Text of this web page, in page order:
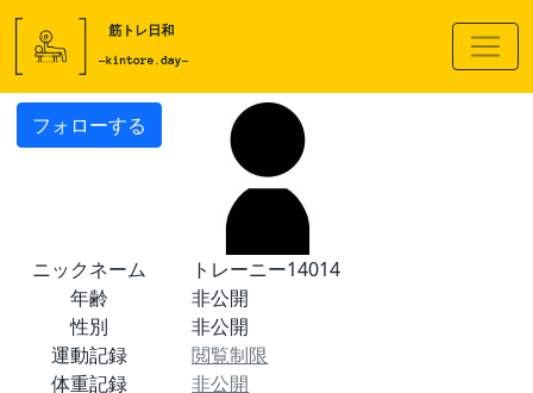
フォローする
ニックネーム
トレーニー14014
年齢
非公開
性別
非公開
運動記録
閲覧制限
体重記録
非公開